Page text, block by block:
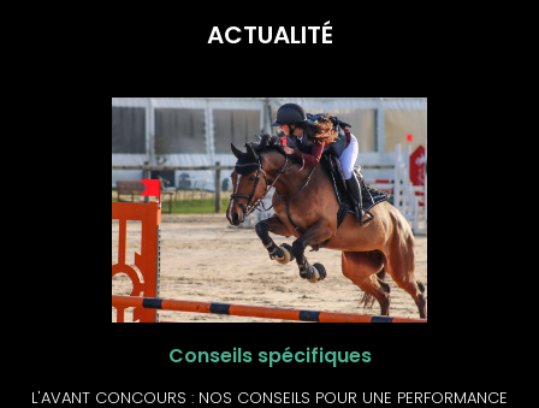
ACTUALITÉ
Conseils spécifiques
L'AVANT CONCOURS : NOS CONSEILS POUR UNE PERFORMANCE